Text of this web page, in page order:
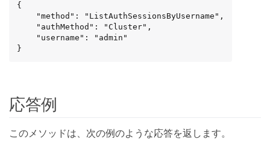
{
}
応答例
このメソッドは、次の例のような応答を返します。